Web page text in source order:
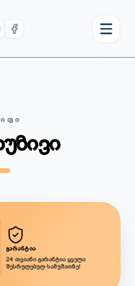
ᲒᲐᲠᲐᲜᲢᲘᲐ
24 თვიანი გარანტია ყველა
შესრულებულ სამუშაოზე!